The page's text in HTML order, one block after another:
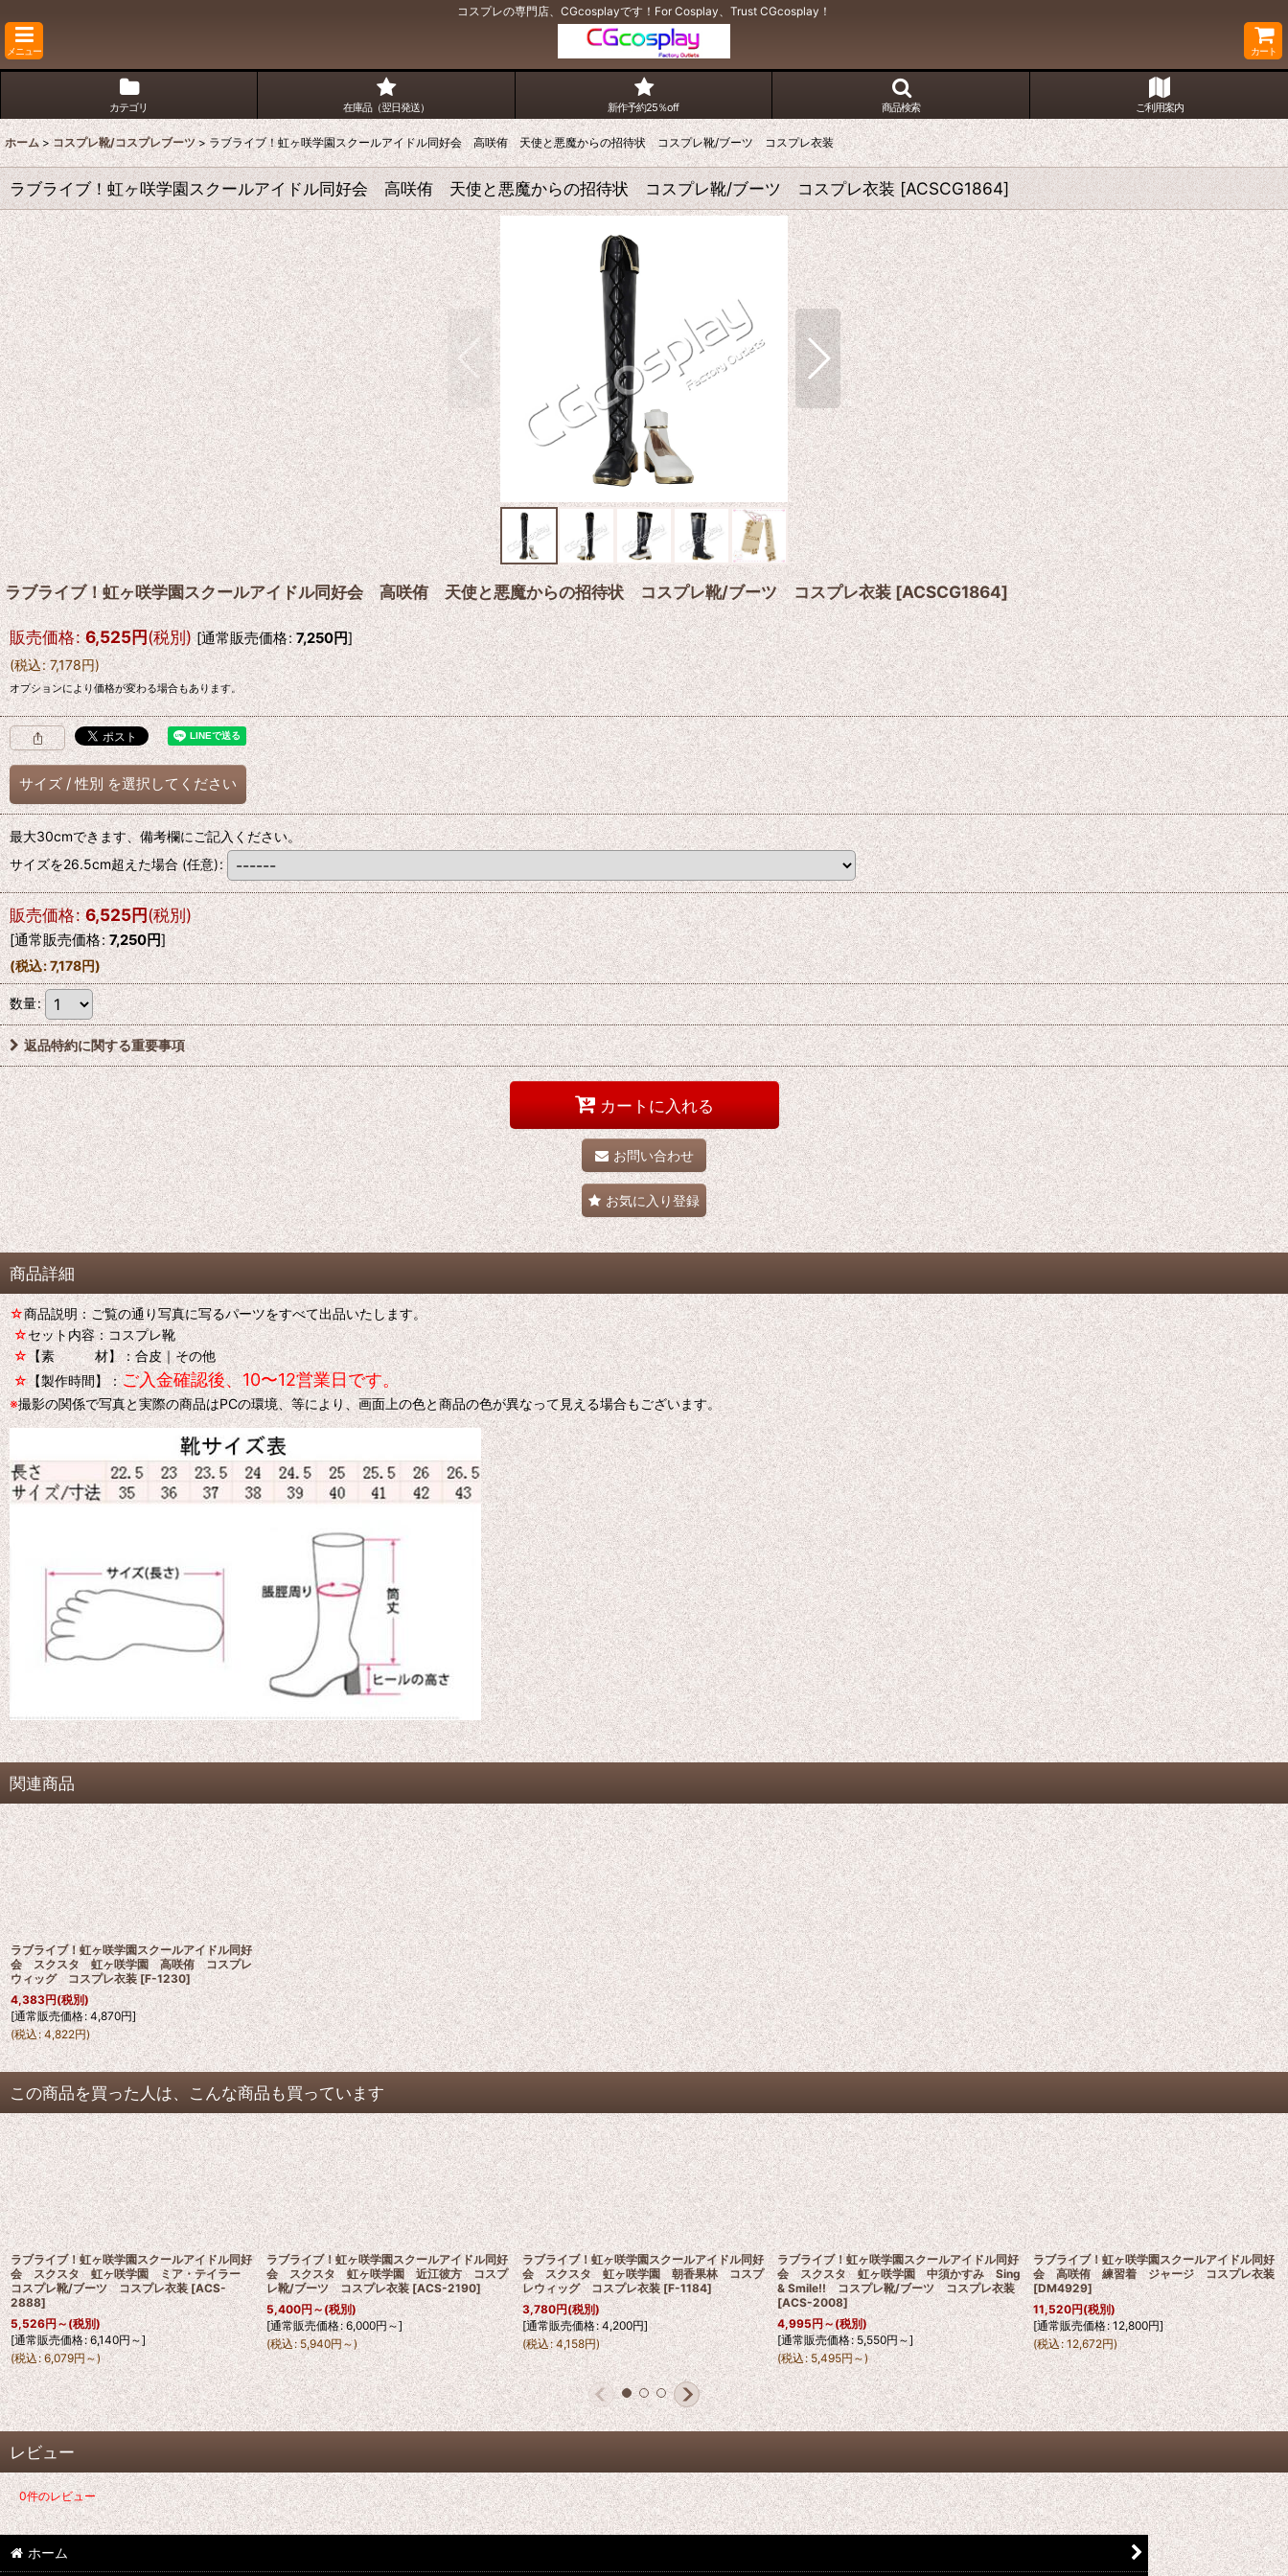
コスプレの専門店、CGcosplayです！For Cosplay、Trust CGcosplay！
メニュー カート
カテゴリ 在庫品（翌日発送） 新作予約25％off 商品検索 ご利用案内
ホーム > コスプレ靴/コスプレブーツ > ラブライブ！虹ヶ咲学園スクールアイドル同好会 高咲侑 天使と悪魔からの招待状 コスプレ靴/ブーツ コスプレ衣装
ラブライブ！虹ヶ咲学園スクールアイドル同好会 高咲侑 天使と悪魔からの招待状 コスプレ靴/ブーツ コスプレ衣装 [ACSCG1864]
ラブライブ！虹ヶ咲学園スクールアイドル同好会 高咲侑 天使と悪魔からの招待状 コスプレ靴/ブーツ コスプレ衣装 [ACSCG1864]
販売価格: 6,525円(税別) [通常販売価格: 7,250円]
(税込: 7,178円)
オプションにより価格が変わる場合もあります。
サイズ / 性別 を選択してください
最大30cmできます、備考欄にご記入ください。
サイズを26.5cm超えた場合(任意):
販売価格: 6,525円(税別)
[通常販売価格: 7,250円]
(税込:7,178円)
数量:
返品特約に関する重要事項
カートに入れる
お問い合わせ
お気に入り登録
商品詳細
☆商品説明：ご覧の通り写真に写るパーツをすべて出品いたします。
☆セット内容：コスプレ靴
☆【素 材】：合皮｜その他
☆【製作時間】：ご入金確認後、10〜12営業日です。
※撮影の関係で写真と実際の商品はPCの環境、等により、画面上の色と商品の色が異なって見える場合もございます。
関連商品
ラブライブ！虹ヶ咲学園スクールアイドル同好
会 スクスタ 虹ヶ咲学園 高咲侑 コスプレ
ウィッグ コスプレ衣装 [F-1230]
4,383円(税別)
[通常販売価格: 4,870円]
(税込: 4,822円)
この商品を買った人は、こんな商品も買っています
ラブライブ！虹ヶ咲学園スクールアイドル同好
会 スクスタ 虹ヶ咲学園 ミア・テイラー
コスプレ靴/ブーツ コスプレ衣装 [ACS-
2888]
5,526円～(税別)
[通常販売価格: 6,140円～]
(税込: 6,079円 ～)
ラブライブ！虹ヶ咲学園スクールアイドル同好
会 スクスタ 虹ヶ咲学園 近江彼方 コスプ
レ靴/ブーツ コスプレ衣装 [ACS-2190]
5,400円～(税別)
[通常販売価格: 6,000円～]
(税込: 5,940円～)
ラブライブ！虹ヶ咲学園スクールアイドル同好
会 スクスタ 虹ヶ咲学園 朝香果林 コスプ
レウィッグ コスプレ衣装 [F-1184]
3,780円(税別)
[通常販売価格: 4,200円]
(税込: 4,158円)
ラブライブ！虹ヶ咲学園スクールアイドル同好
会 スクスタ 虹ヶ咲学園 中須かすみ Sing
& Smile!! コスプレ靴/ブーツ コスプレ衣装
[ACS-2008]
4,995円～(税別)
[通常販売価格: 5,550円～]
(税込: 5,495円～)
ラブライブ！虹ヶ咲学園スクールアイドル同好
会 高咲侑 練習着 ジャージ コスプレ衣装
[DM4929]
11,520円(税別)
[通常販売価格: 12,800円]
(税込: 12,672円)
レビュー
0件のレビュー
ホーム